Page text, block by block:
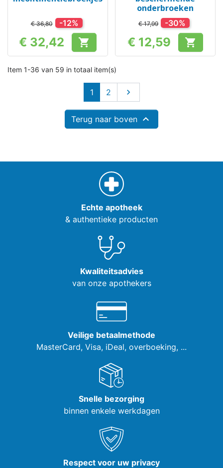
€ 36,80 -12%
Prijs
€ 32,42 
onderbroeken
€ 17,99 -30%
Prijs
€ 12,59 
Item 1-36 van 59 in totaal item(s)
1 2 Volgende

Terug naar boven 
Echte apotheek
& authentieke producten
Kwaliteitsadvies
van onze apothekers
Veilige betaalmethode
MasterCard, Visa, iDeal, overboeking, ...
Snelle bezorging
binnen enkele werkdagen
Respect voor uw privacy